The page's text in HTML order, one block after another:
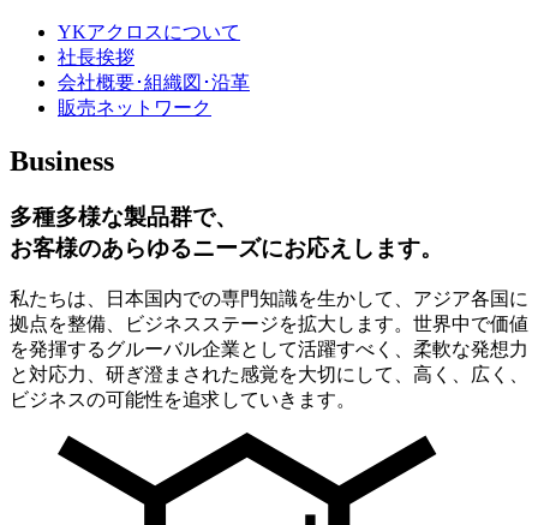
YKアクロスについて
社長挨拶
会社概要･組織図･沿革
販売ネットワーク
Business
多種多様な製品群で、
お客様のあらゆるニーズにお応えします。
私たちは、日本国内での専門知識を生かして、アジア各国に
拠点を整備、ビジネスステージを拡大します。世界中で価値
を発揮するグルーバル企業として活躍すべく、柔軟な発想力
と対応力、研ぎ澄まされた感覚を大切にして、高く、広く、
ビジネスの可能性を追求していきます。